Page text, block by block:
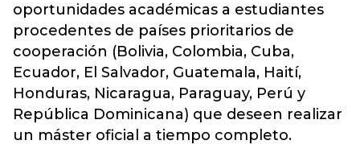
oportunidades académicas a estudiantes
procedentes de países prioritarios de
cooperación (Bolivia, Colombia, Cuba,
Ecuador, El Salvador, Guatemala, Haití,
Honduras, Nicaragua, Paraguay, Perú y
República Dominicana) que deseen realizar
un máster oficial a tiempo completo.